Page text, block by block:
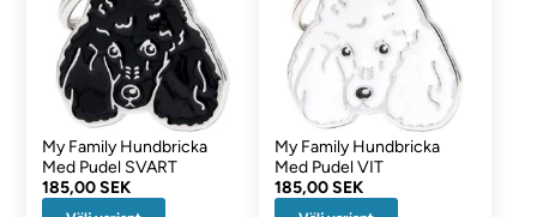
My Family Hundbricka
Med Pudel SVART
185,00 SEK
My Family Hundbricka
Med Pudel VIT
185,00 SEK